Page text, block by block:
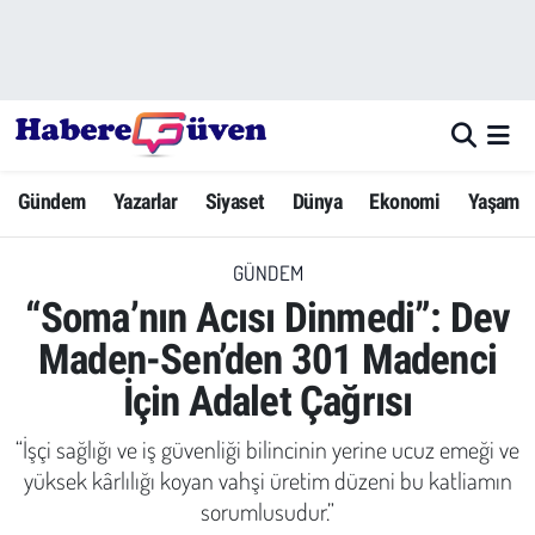
Gündem Yazarlar Siyaset Dünya Ekonomi Yaşam
GÜNDEM
“Soma’nın Acısı Dinmedi”: Dev
Maden-Sen’den 301 Madenci
İçin Adalet Çağrısı
“İşçi sağlığı ve iş güvenliği bilincinin yerine ucuz emeği ve
yüksek kârlılığı koyan vahşi üretim düzeni bu katliamın
sorumlusudur.”
Yazarlar
Dünya
Ekonomi
Yerel Haberler
Hava Durumu
Trafik Durumu
Süper Lig Puan Durumu ve Fikstür
Tüm Manşetler
Son Dakika Haberleri
Haber Arşivi